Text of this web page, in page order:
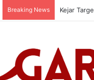
Breaking News Kejar